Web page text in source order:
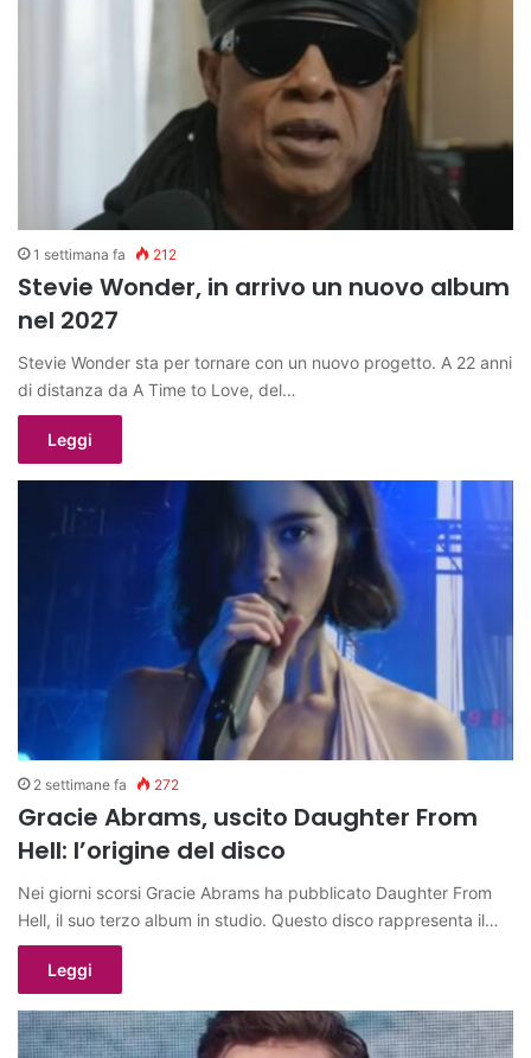
1 settimana fa 212
Stevie Wonder, in arrivo un nuovo album
nel 2027
Stevie Wonder sta per tornare con un nuovo progetto. A 22 anni
di distanza da A Time to Love, del…
Leggi
2 settimane fa 272
Gracie Abrams, uscito Daughter From
Hell: l’origine del disco
Nei giorni scorsi Gracie Abrams ha pubblicato Daughter From
Hell, il suo terzo album in studio. Questo disco rappresenta il…
Leggi